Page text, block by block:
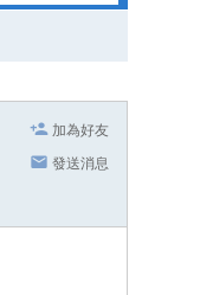
加為好友
發送消息